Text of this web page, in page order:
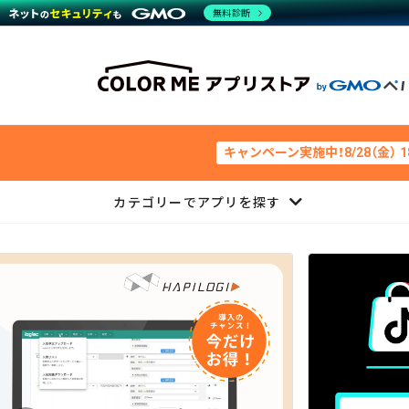
キャンペーン実施中！8/28（金）
カテゴリーでアプリを探す
無料診断